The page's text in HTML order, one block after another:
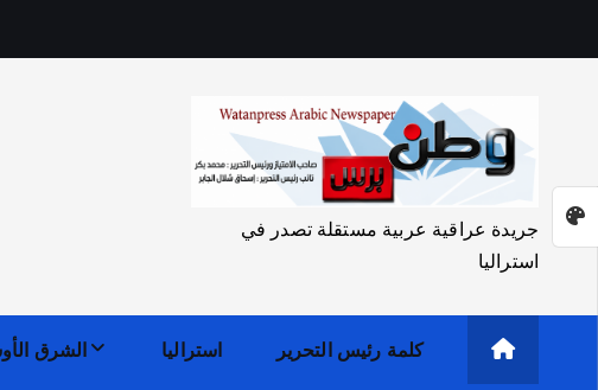
جريدة عراقية عربية مستقلة تصدر في
استراليا
كلمة رئيس التحرير استراليا الشرق